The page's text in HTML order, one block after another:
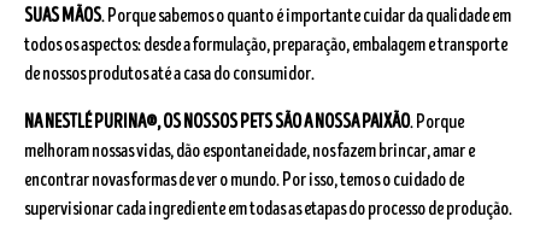
SUAS MÃOS. Porque sabemos o quanto é importante cuidar da qualidade em
todos os aspectos: desde a formulação, preparação, embalagem e transporte
de nossos produtos até a casa do consumidor.​
NA NESTLÉ PURINA®, OS NOSSOS PETS SÃO A NOSSA PAIXÃO. Porque
melhoram nossas vidas, dão espontaneidade, nos fazem brincar, amar e
encontrar novas formas de ver o mundo. Por isso, temos o cuidado de
supervisionar cada ingrediente em todas as etapas do processo de produção.